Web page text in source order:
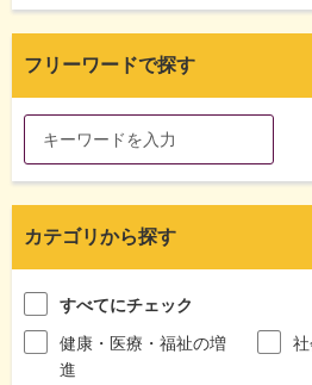
フリーワードで探す
カテゴリから探す
すべてにチェック
健康・医療・福祉の増
進